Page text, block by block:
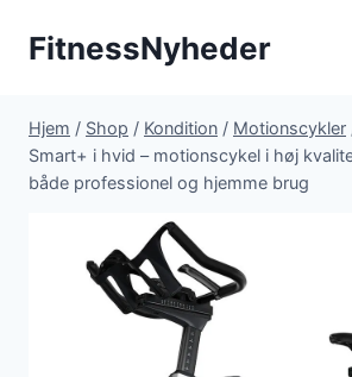
FitnessNyheder
Hjem / Shop / Kondition / Motionscykler
Smart+ i hvid – motionscykel i høj
både professionel og hjemme brug